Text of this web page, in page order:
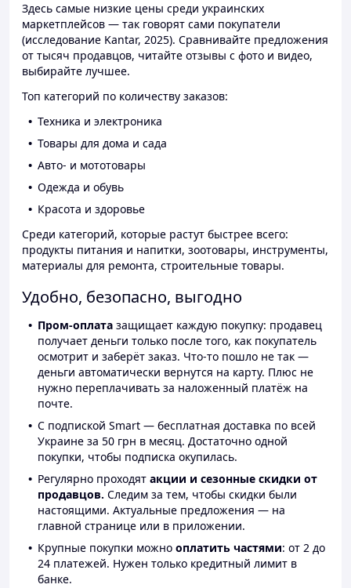
Здесь самые низкие цены среди украинских
маркетплейсов — так говорят сами покупатели
(исследование Kantar, 2025). Сравнивайте предложения
от тысяч продавцов, читайте отзывы с фото и видео,
выбирайте лучшее.
Топ категорий по количеству заказов:
Техника и электроника
Товары для дома и сада
Авто- и мототовары
Одежда и обувь
Красота и здоровье
Среди категорий, которые растут быстрее всего:
продукты питания и напитки, зоотовары, инструменты,
материалы для ремонта, строительные товары.
Удобно, безопасно, выгодно
Пром-оплата защищает каждую покупку: продавец
получает деньги только после того, как покупатель
осмотрит и заберёт заказ. Что-то пошло не так —
деньги автоматически вернутся на карту. Плюс не
нужно переплачивать за наложенный платёж на
почте.
С подпиской Smart — бесплатная доставка по всей
Украине за 50 грн в месяц. Достаточно одной
покупки, чтобы подписка окупилась.
Регулярно проходят акции и сезонные скидки от
продавцов. Следим за тем, чтобы скидки были
настоящими. Актуальные предложения — на
главной странице или в приложении.
Крупные покупки можно оплатить частями: от 2 до
24 платежей. Нужен только кредитный лимит в
банке.